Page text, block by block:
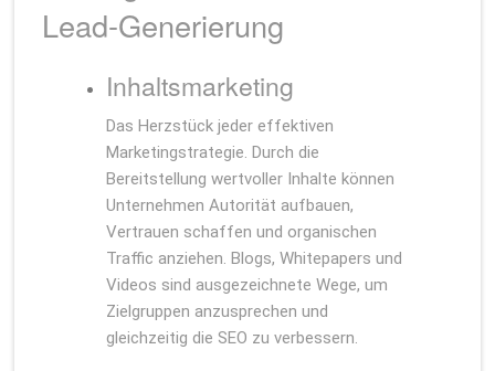
Lead-Generierung
Inhaltsmarketing
Das Herzstück jeder effektiven
Marketingstrategie. Durch die
Bereitstellung wertvoller Inhalte können
Unternehmen Autorität aufbauen,
Vertrauen schaffen und organischen
Traffic anziehen. Blogs, Whitepapers und
Videos sind ausgezeichnete Wege, um
Zielgruppen anzusprechen und
gleichzeitig die SEO zu verbessern.